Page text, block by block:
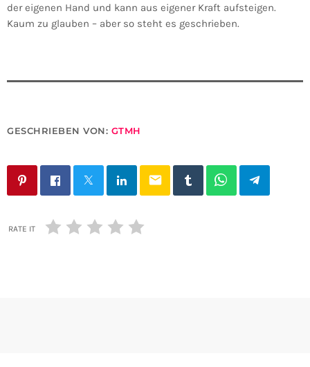
der eigenen Hand und kann aus eigener Kraft aufsteigen.
Kaum zu glauben – aber so steht es geschrieben.
GESCHRIEBEN VON: GTMH
email
RATE IT